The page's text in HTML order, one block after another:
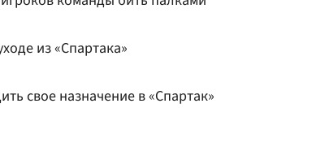
из «Спартака»
свое назначение в «Спартак»